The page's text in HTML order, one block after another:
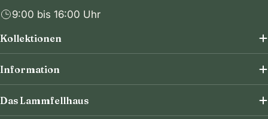
9:00 bis 16:00 Uhr
Kollektionen
Information
Das Lammfellhaus